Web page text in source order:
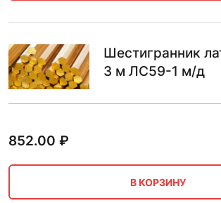
Шестигранник
3 м ЛС59-1 м/д
852.00 ₽
В КОРЗИНУ